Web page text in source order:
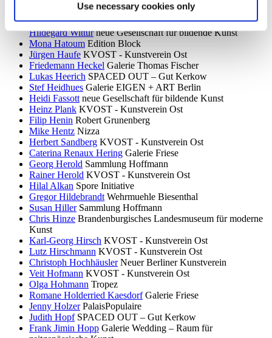
Use necessary cookies only
KVOST - Kunstverein Ost
Harald Krainer, Lutz Marx, Herbert Meyer, Veronika Patzuda,
Hildegard Wittur neue Gesellschaft für bildende Kunst
Mona Hatoum Edition Block
Jürgen Haufe KVOST - Kunstverein Ost
Friedemann Heckel Galerie Thomas Fischer
Lukas Heerich SPACED OUT – Gut Kerkow
Stef Heidhues Galerie EIGEN + ART Berlin
Heidi Fassott neue Gesellschaft für bildende Kunst
Heinz Plank KVOST - Kunstverein Ost
Filip Henin Robert Grunenberg
Mike Hentz Nizza
Herbert Sandberg KVOST - Kunstverein Ost
Caterina Renaux Hering Galerie Friese
Georg Herold Sammlung Hoffmann
Rainer Herold KVOST - Kunstverein Ost
Hilal Alkan Spore Initiative
Gregor Hildebrandt Wehrmuehle Biesenthal
Susan Hiller Sammlung Hoffmann
Chris Hinze Brandenburgisches Landesmuseum für moderne
Kunst
Karl-Georg Hirsch KVOST - Kunstverein Ost
Lutz Hirschmann KVOST - Kunstverein Ost
Christoph Hochhäusler Neuer Berliner Kunstverein
Veit Hofmann KVOST - Kunstverein Ost
Olga Hohmann Tropez
Romane Holderried Kaesdorf Galerie Friese
Jenny Holzer PalaisPopulaire
Judith Hopf SPACED OUT – Gut Kerkow
Frank Jimin Hopp Galerie Wedding – Raum für